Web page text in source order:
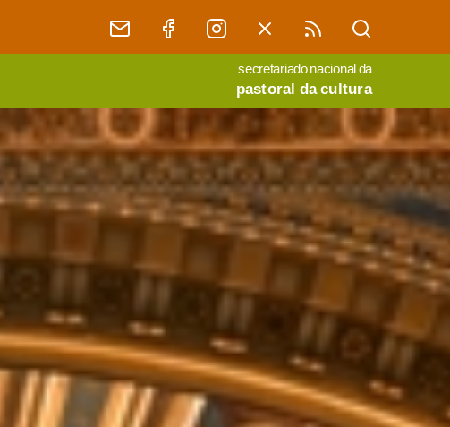
secretariado nacional da
pastoral da cultura